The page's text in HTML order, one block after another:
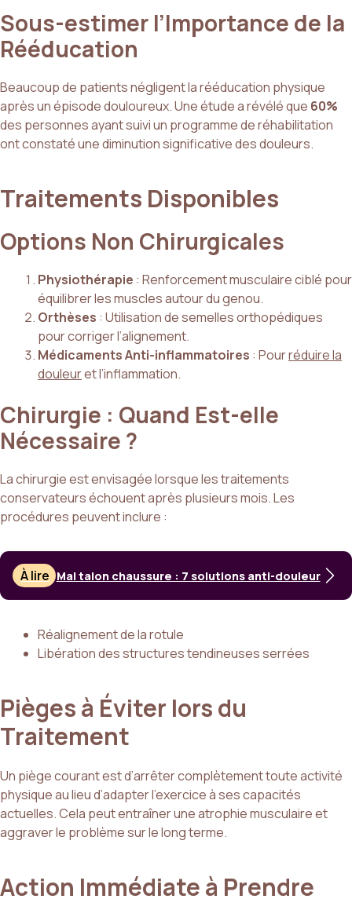
Sous-estimer l’Importance de la
Rééducation
Beaucoup de patients négligent la rééducation physique
après un épisode douloureux. Une étude a révélé que 60%
des personnes ayant suivi un programme de réhabilitation
ont constaté une diminution significative des douleurs.
Traitements Disponibles
Options Non Chirurgicales
Physiothérapie : Renforcement musculaire ciblé pour
équilibrer les muscles autour du genou.
Orthèses : Utilisation de semelles orthopédiques
pour corriger l’alignement.
Médicaments Anti-inflammatoires : Pourréduire la
douleuret l’inflammation.
Chirurgie : Quand Est-elle
Nécessaire ?
La chirurgie est envisagée lorsque les traitements
conservateurs échouent après plusieurs mois. Les
procédures peuvent inclure :
À lire Mal talon chaussure : 7 solutions anti-douleur
Réalignement de la rotule
Libération des structures tendineuses serrées
Pièges à Éviter lors du
Traitement
Un piège courant est d’arrêter complètement toute activité
physique au lieu d’adapter l’exercice à ses capacités
actuelles. Cela peut entraîner une atrophie musculaire et
aggraver le problème sur le long terme.
Action Immédiate à Prendre